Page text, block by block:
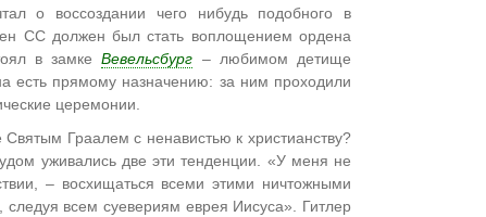
о воссоздании чего нибудь подобного в
СС должен был стать воплощением ордена
в замкеВевельсбург – любимом детище
есть прямому назначению: за ним проходили
церемонии.
Святым Граалем с ненавистью к христианству?
уживались две эти тенденции. «У меня не
– восхищаться всеми этими ничтожными
всем суевериям еврея Иисуса». Гитлер